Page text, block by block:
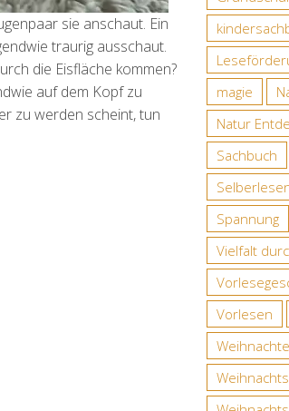
sie anschaut. Ein
traurig ausschaut.
die Eisfläche kommen?
auf dem Kopf zu
zu werden scheint, tun
magie
Natur
Sachbuch
Spannung
Vielfalt
Vorlesen